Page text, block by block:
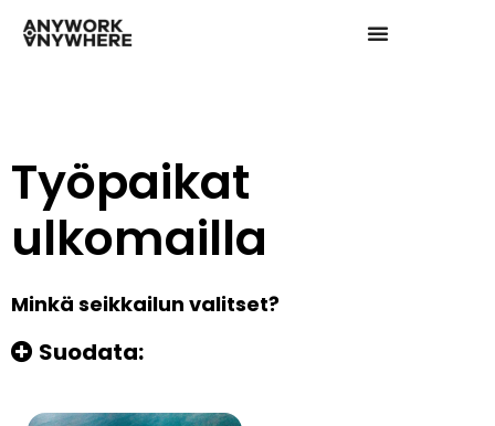
Työpaikat
ulkomailla
Minkä seikkailun valitset?
Suodata: